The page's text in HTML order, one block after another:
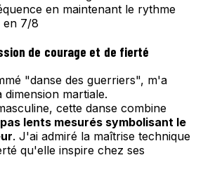
en maintenant le rythme
en 7/8
de courage et de fierté
"danse des guerriers", m'a
martiale.
cette danse combine
lents mesurés symbolisant le
. J'ai admiré la maîtrise technique
qu'elle inspire chez ses